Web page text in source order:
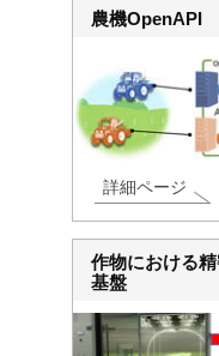
農機OpenAPI
詳細ページ
作物における
基盤